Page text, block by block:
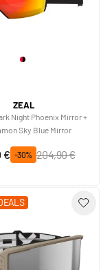
ZEAL
Night Phoenix Mirror +
Sky Blue Mirror
€ -30%
Prix normal
204,90 €